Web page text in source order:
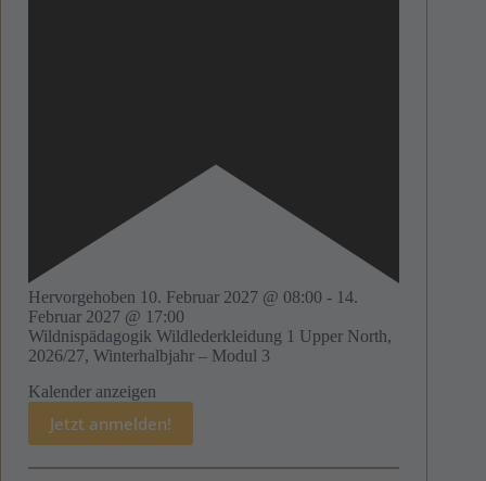
Hervorgehoben 10. Februar 2027 @ 08:00 - 14.
Februar 2027 @ 17:00
Wildnispädagogik Wildlederkleidung 1 Upper North,
2026/27, Winterhalbjahr – Modul 3
Kalender anzeigen
Jetzt anmelden!